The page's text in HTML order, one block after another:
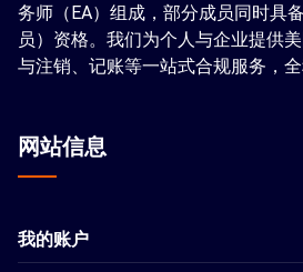
务师（EA）组成，部分成员同时具
员）资格。我们为个人与企业提供
与注销、记账等一站式合规服务，全
网站信息
我的账户